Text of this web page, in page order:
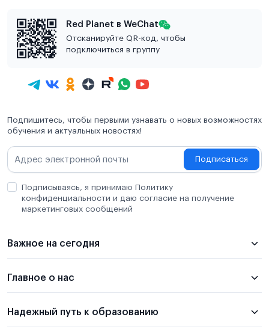
Red Planet в WeChat
Отсканируйте QR-код, чтобы
подключиться в группу
Подпишитесь, чтобы первыми узнавать о новых возможностях
обучения и актуальных новостях!
Подписаться
Подписываясь, я принимаю Политику
конфиденциальности и даю согласие на получение
маркетинговых сообщений
Важное на сегодня
Главное о нас
Надежный путь к образованию